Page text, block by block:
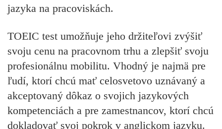
jazyka na pracoviskách.
TOEIC test umožňuje jeho držiteľovi zvýšiť
svoju cenu na pracovnom trhu a zlepšiť svoju
profesionálnu mobilitu. Vhodný je najmä pre
ľudí, ktorí chcú mať celosvetovo uznávaný a
akceptovaný dôkaz o svojich jazykových
kompetenciách a pre zamestnancov, ktorí chcú
dokladovať svoj pokrok v anglickom jazyku.